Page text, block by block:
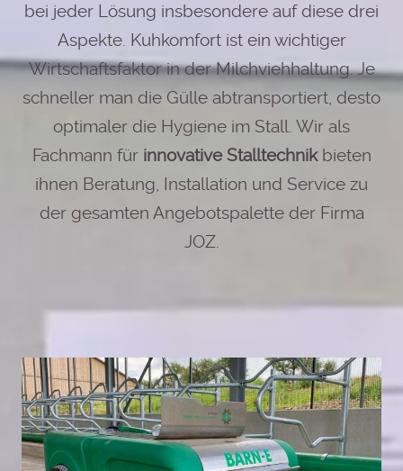
bei jeder Lösung insbesondere auf diese drei
Aspekte. Kuhkomfort ist ein wichtiger
Wirtschaftsfaktor in der Milchviehhaltung. Je
schneller man die Gülle abtransportiert, desto
optimaler die Hygiene im Stall. Wir als
Fachmann für innovative Stalltechnikbieten
ihnen Beratung, Installation und Service zu
der gesamten Angebotspalette der Firma
JOZ.